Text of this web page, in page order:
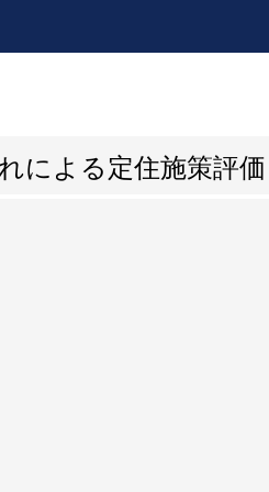
による定住施策評価